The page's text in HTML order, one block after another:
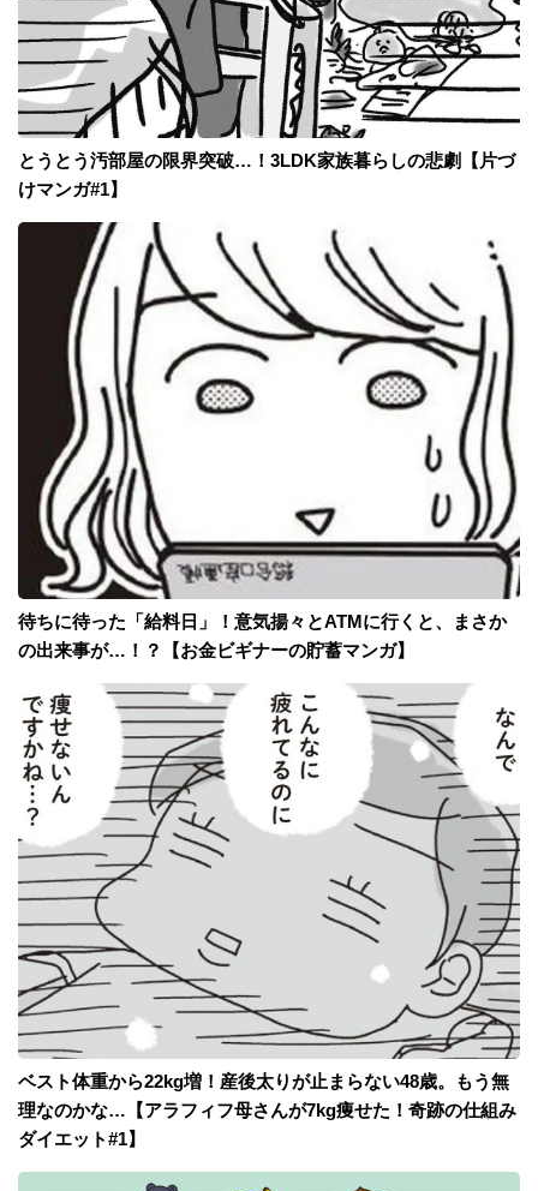
とうとう汚部屋の限界突破…！3LDK家族暮らしの悲劇【片づ
けマンガ#1】
待ちに待った「給料日」！意気揚々とATMに行くと、まさか
の出来事が…！？【お金ビギナーの貯蓄マンガ】
ベスト体重から22kg増！産後太りが止まらない48歳。もう無
理なのかな…【アラフィフ母さんが7kg痩せた！奇跡の仕組み
ダイエット#1】